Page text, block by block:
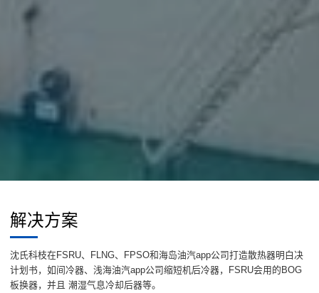
解决方案
沈氏科枝在FSRU、FLNG、FPSO和海岛油汽app公司打造散热器明白决
计划书，如间冷器、浅海油汽app公司缩短机后冷器，FSRU会用的BOG
板换器，并且 潮湿气息冷却后器等。